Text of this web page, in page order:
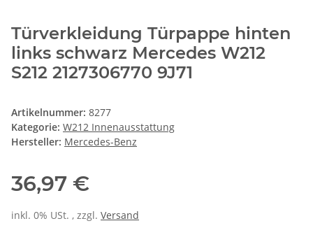
Türverkleidung Türpappe hinten
links schwarz Mercedes W212
S212 2127306770 9J71
Artikelnummer: 8277
Kategorie: W212 Innenausstattung
Hersteller: Mercedes-Benz
36,97 €
inkl. 0% USt. , zzgl. Versand